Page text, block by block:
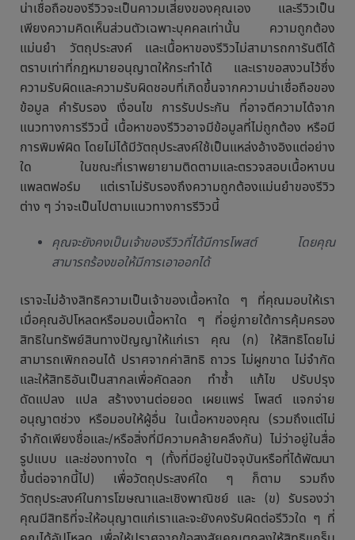
น่าเชื่อถือของรีวิวจะเป็นคาวมเสี่ยงของคุณเอง และรีวิวเป็น
เพียงความคิดเห็นส่วนตัวเฉพาะบุคคลเท่านั้น ความถูกต้อง
แม่นยำ วัตถุประสงค์ และเนื้อหาของรีวิวไม่สามารถการันตีได้
ตราบเท่าที่กฎหมายอนุญาตให้กระทำได้ และเราขอสงวนไว้ซึ่ง
ความรับผิดและความรับผิดชอบที่เกิดขึ้นจากความน่าเชื่อถือของ
ข้อมูล คำรับรอง เงื่อนไข การรับประกัน ที่อาจตีความได้จาก
แนวทางการรีวิวนี้ เนื้อหาของรีวิวอาจมีข้อมูลที่ไม่ถูกต้อง หรือมี
การพิมพ์ผิด โดยไม่ได้มีวัตถุประสงค์ใช้เป็นแหล่งอ้างอิงแต่อย่าง
ใด ในขณะที่เราพยายามติดตามและตรวจสอบเนื้อหาบน
แพลตฟอร์ม แต่เราไม่รับรองถึงความถูกต้องแม่นยำของรีวิว
ต่าง ๆ ว่าจะเป็นไปตามแนวทางการรีวิวนี้
คุณจะยังคงเป็นเจ้าของรีวิวที่ได้มีการโพสต์ โดยคุณ
สามารถร้องขอให้มีการเอาออกได้
เราจะไม่อ้างสิทธิความเป็นเจ้าของเนื้อหาใด ๆ ที่คุณมอบให้เรา
เมื่อคุณอัปโหลดหรือมอบเนื้อหาใด ๆ ที่อยู่ภายใต้การคุ้มครอง
สิทธิในทรัพย์สินทางปัญญาให้แก่เรา คุณ (ก) ให้สิทธิโดยไม่
สามารถเพิกถอนได้ ปราศจากค่าสิทธิ ถาวร ไม่ผูกขาด ไม่จำกัด
และให้สิทธิอันเป็นสากลเพื่อคัดลอก ทำซ้ำ แก้ไข ปรับปรุง
ดัดแปลง แปล สร้างงานต่อยอด เผยแพร่ โพสต์ แจกจ่าย
อนุญาตช่วง หรือมอบให้ผู้อื่น ในเนื้อหาของคุณ (รวมถึงแต่ไม่
จำกัดเพียงชื่อและ/หรือสิ่งที่มีความคล้ายคลึงกัน) ไม่ว่าอยู่ในสื่อ
รูปแบบ และช่องทางใด ๆ (ทั้งที่มีอยู่ในปัจจุบันหรือที่ได้พัฒนา
ขึ้นต่อจากนี้ไป) เพื่อวัตถุประสงค์ใด ๆ ก็ตาม รวมถึง
วัตถุประสงค์ในการโฆษณาและเชิงพาณิชย์ และ (ข) รับรองว่า
คุณมีสิทธิที่จะให้อนุญาตแก่เราและจะยังคงรับผิดต่อรีวิวใด ๆ ที่